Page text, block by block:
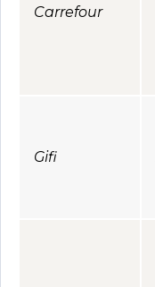
Carrefour
Gifi